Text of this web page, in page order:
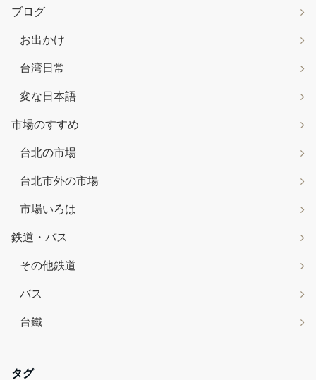
ブログ
お出かけ
台湾日常
変な日本語
市場のすすめ
台北の市場
台北市外の市場
市場いろは
鉄道・バス
その他鉄道
バス
台鐵
タグ